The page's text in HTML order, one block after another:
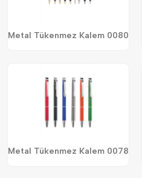
Metal Tükenmez Kalem 0080
Metal Tükenmez Kalem 0078